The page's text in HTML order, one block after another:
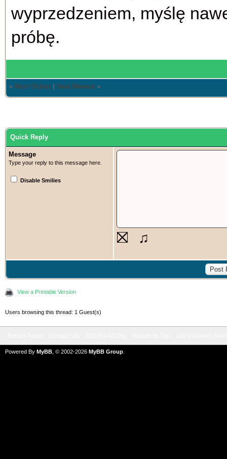
wyprzedzeniem, myślę
próbę.
« Next Oldest Next Newest »
Quick Reply
Message
Type your reply to this message here.
Disable Smilies
⛝ ♫
View a Printable Version
Users browsing this thread: 1 Guest(s)
Powered By MyBB , © 2002-2026 MyBB Group